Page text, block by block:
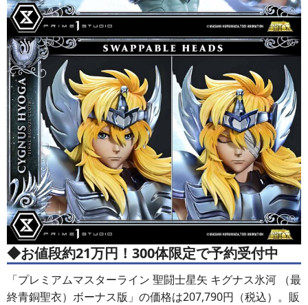
◆お値段約21万円！300体限定で予約受付中
「プレミアムマスターライン 聖闘士星矢 キグナス氷河 （最
終青銅聖衣）ボーナス版」の価格は207,790円（税込）。販